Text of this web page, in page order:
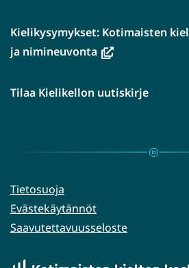
Kielikysymykset: Kotimaisten
ja nimineuvonta(avautuu
ikkunaan,
palveluun)
Tilaa Kielikellon uutiskirje
Tietosuoja
Evästekäytännöt
Saavutettavuusseloste